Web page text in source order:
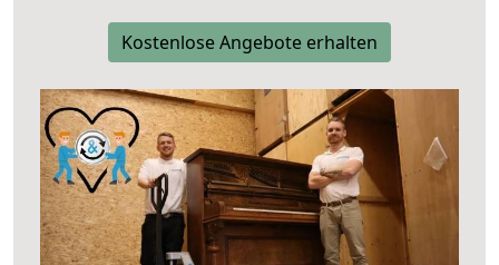
Kostenlose Angebote erhalten